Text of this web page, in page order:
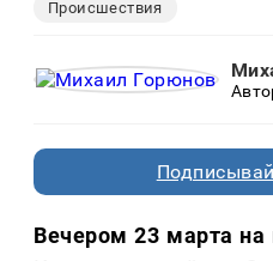
Происшествия
Вечером 23 марта